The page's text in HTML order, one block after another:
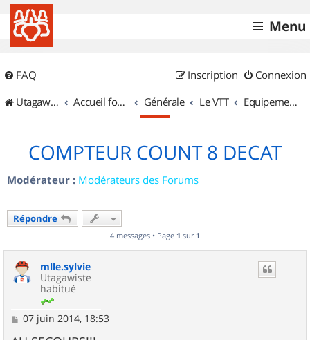
Menu
FAQ Connexion
Inscription
UtagawaVTT (Randos VTT et VTTAE avec traces GPS)
Accueil forum Générale Le VTT Equipements et Accessoires
COMPTEUR COUNT 8 DECAT
Modérateur : Modérateurs des Forums
Répondre
4 messages • Page 1 sur 1
mlle.sylvie
Utagawiste
habitué
M
07 juin 2014, 18:53